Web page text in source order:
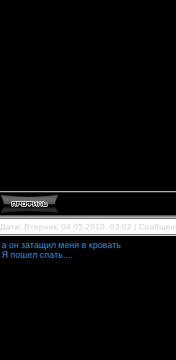
Дата: Вторник, 04.05.2010, 03:02 |
а он затащил меня в кровать
Я пошел спать....